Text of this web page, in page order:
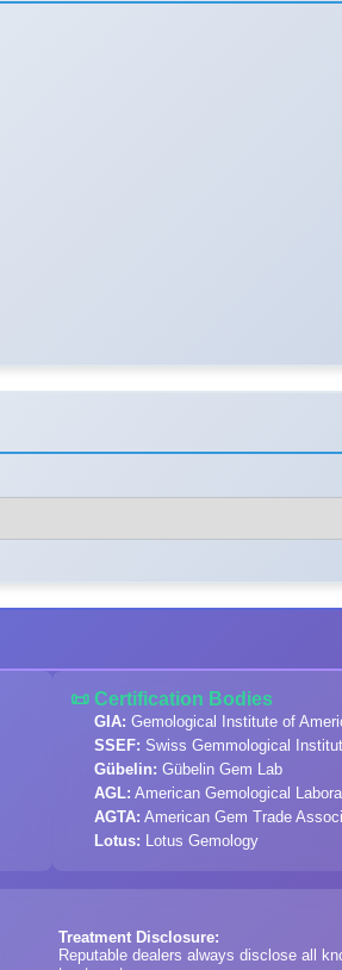
📜 Certification Bodies
GIA: Gemological Institute of
SSEF: Swiss Gemmological
Gübelin: Gübelin Gem Lab
AGL: American Gemological
AGTA: American Gem Trade
Lotus: Lotus Gemology
Treatment Disclosure:
Reputable dealers always disclose all